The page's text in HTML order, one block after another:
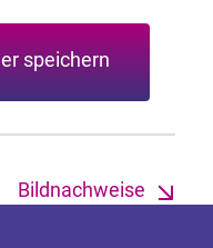
speichern
Bildnachweise